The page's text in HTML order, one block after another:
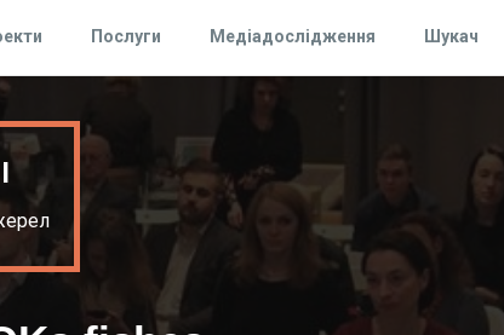
Послуги Медіадослідження Шукач